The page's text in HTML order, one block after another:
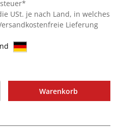
USt. je nach Land, in welches
Lieferung
Warenkorb